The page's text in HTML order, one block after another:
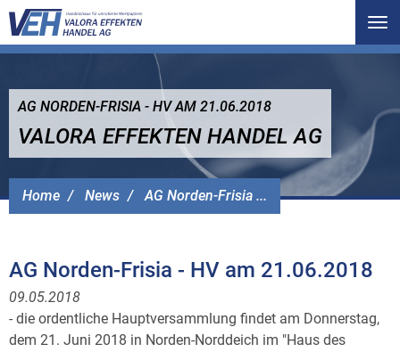
Home News AG Norden-Frisia ...
AG NORDEN-FRISIA - HV AM 21.06.2018
VALORA EFFEKTEN HANDEL AG
AG Norden-Frisia - HV am 21.06.2018
09.05.2018
- die ordentliche Hauptversammlung findet am Donnerstag,
dem 21. Juni 2018 in Norden-Norddeich im "Haus des